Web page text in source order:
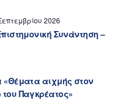
2026
Συνάντηση –
«Θέματα αιχμής στον
Παγκρέατος»